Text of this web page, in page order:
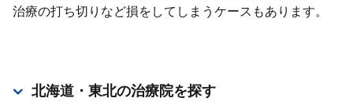
治療の打ち切りなど損をしてしまうケースもあります。
北海道・東北の治療院を探す